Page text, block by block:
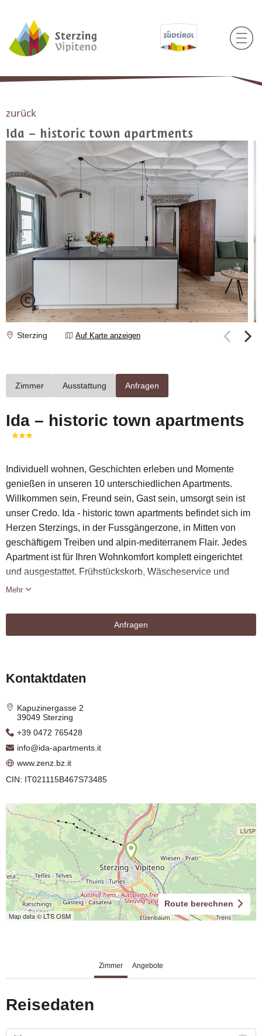
zurück
Ida – historic town apartments